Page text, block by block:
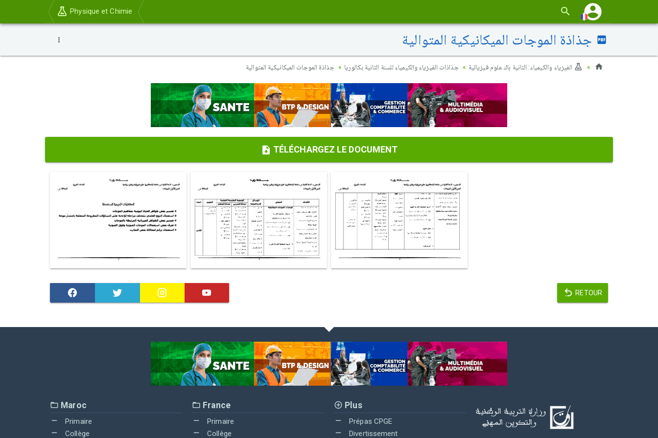
Physique et Chimie
جذاذة الموجات الميكانيكية المتوالية
الفيزياء والكيمياء: الثانية باك علوم فيزيائية جذاذات الفيزياء والكيمياء للسنة الثانية بكالوريا جذاذة الموجات الميكانيكية المتوالية
TÉLÉCHARGEZ LE DOCUMENT
RETOUR
Maroc
Primaire
Collège
France
Primaire
Collège
Plus
Prépas CPGE
Divertissement